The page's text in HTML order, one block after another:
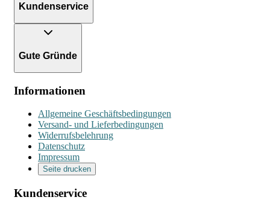
Kundenservice
Gute Gründe
Informationen
Allgemeine Geschäftsbedingungen
Versand- und Lieferbedingungen
Widerrufsbelehrung
Datenschutz
Impressum
Seite drucken
Kundenservice